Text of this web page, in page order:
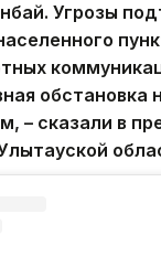
Угрозы
обстановка
– сказали в